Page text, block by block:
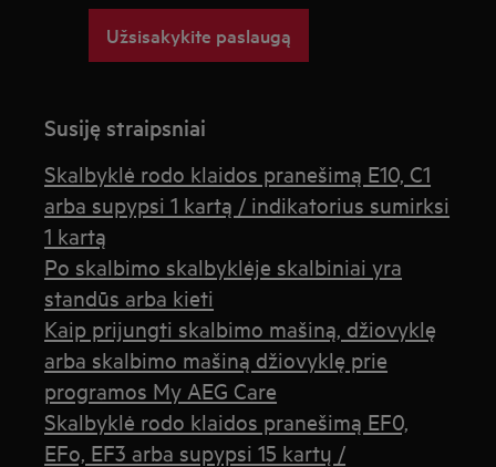
Užsisakykite paslaugą
Susiję straipsniai
Skalbyklė rodo klaidos pranešimą E10, C1
arba supypsi 1 kartą / indikatorius sumirksi
1 kartą
Po skalbimo skalbyklėje skalbiniai yra
standūs arba kieti
Kaip prijungti skalbimo mašiną, džiovyklę
arba skalbimo mašiną džiovyklę prie
programos My AEG Care
Skalbyklė rodo klaidos pranešimą EF0,
EFo, EF3 arba supypsi 15 kartų /